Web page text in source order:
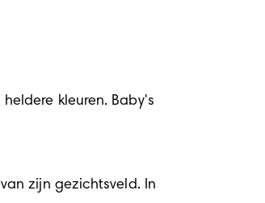
kleuren. Baby's
zijn gezichtsveld. In